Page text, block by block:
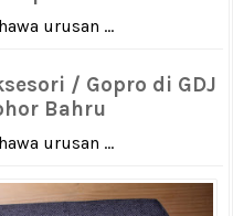
urusan ...
/ Gopro di GDJ
Bahru
urusan ...